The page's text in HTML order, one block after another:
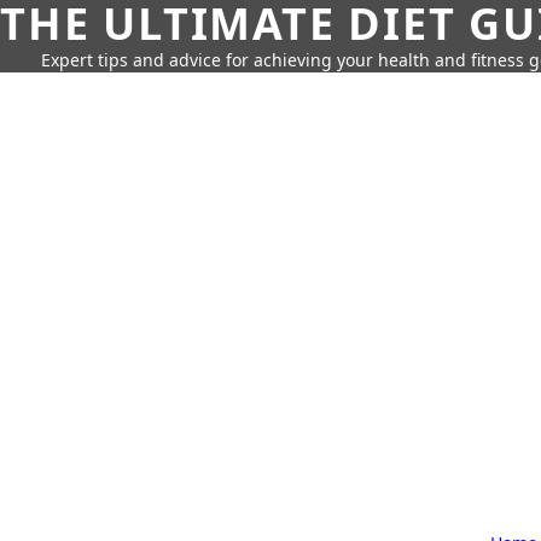
THE ULTIMATE DIET
Expert tips and advice for achieving your health and fitness